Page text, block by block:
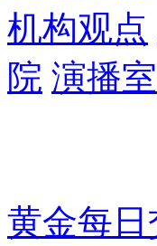
机构观点
院 演播室
黄金每日